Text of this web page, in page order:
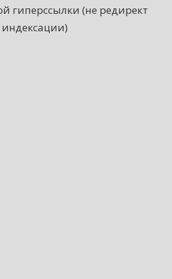
гиперссылки (не редирект